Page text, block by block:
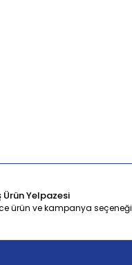
Ürün Yelpazesi
ürün ve kampanya seçeneği